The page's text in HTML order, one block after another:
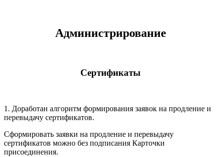
Администрирование
Сертификаты
1. Доработан алгоритм формирования заявок на продление и
перевыдачу сертификатов.
Сформировать заявки на продление и перевыдачу
сертификатов можно без подписания Карточки
присоединения.